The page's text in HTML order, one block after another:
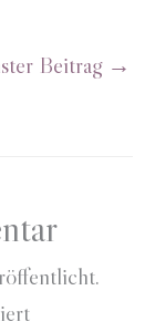
Beitrag →